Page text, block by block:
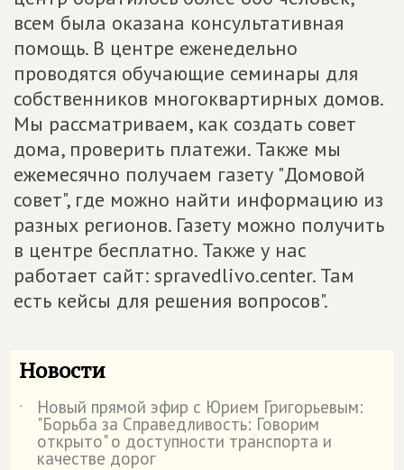
всем была оказана консультативная
помощь. В центре еженедельно
проводятся обучающие семинары для
собственников многоквартирных домов.
Мы рассматриваем, как создать совет
дома, проверить платежи. Также мы
ежемесячно получаем газету "Домовой
совет", где можно найти информацию из
разных регионов. Газету можно получить
в центре бесплатно. Также у нас
работает сайт: spravedlivo.center. Там
есть кейсы для решения вопросов".
Новости
˙ Новый прямой эфир с Юрием Григорьевым:
"Борьба за Справедливость: Говорим
открыто" о доступности транспорта и
качестве дорог